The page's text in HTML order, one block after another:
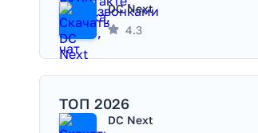
DC Next
4.3
ТОП 2026
DC Next